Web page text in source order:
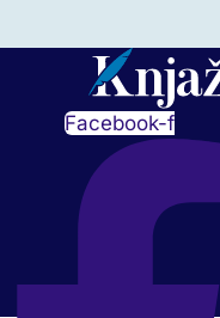
Facebook-f